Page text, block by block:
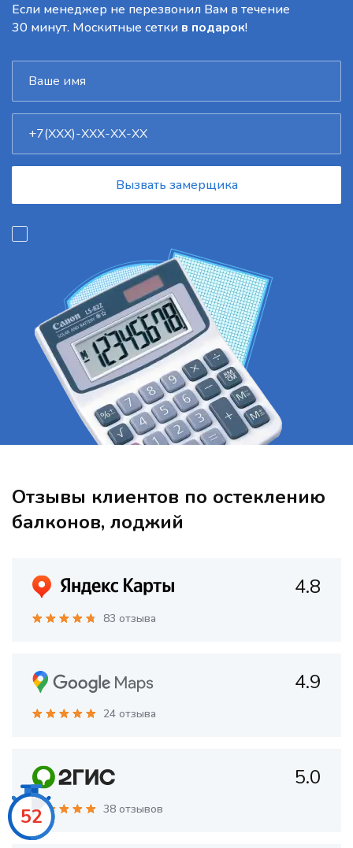
Если менеджер не перезвонил Вам в течение
30 минут. Москитные сетки в подарок!
Вызвать замерщика
Отзывы клиентов по остеклению
балконов, лоджий
4.8
83 отзыва
4.9
24 отзыва
5.0
38 отзывов
50